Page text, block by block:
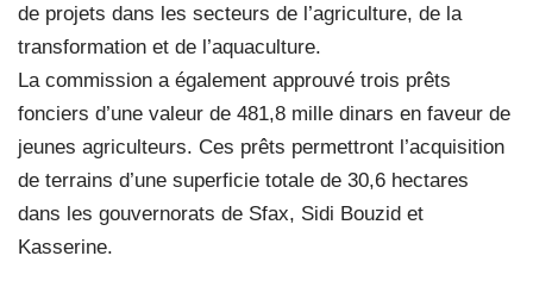
de projets dans les secteurs de l’agriculture, de la
transformation et de l’aquaculture.
La commission a également approuvé trois prêts
fonciers d’une valeur de 481,8 mille dinars en faveur de
jeunes agriculteurs. Ces prêts permettront l’acquisition
de terrains d’une superficie totale de 30,6 hectares
dans les gouvernorats de Sfax, Sidi Bouzid et
Kasserine.